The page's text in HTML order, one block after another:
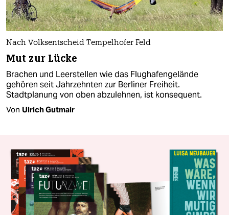
Nach Volksentscheid Tempelhofer Feld
Mut zur Lücke
Brachen und Leerstellen wie das Flughafengelände
gehören seit Jahrzehnten zur Berliner Freiheit.
Stadtplanung von oben abzulehnen, ist konsequent.
Von Ulrich Gutmair